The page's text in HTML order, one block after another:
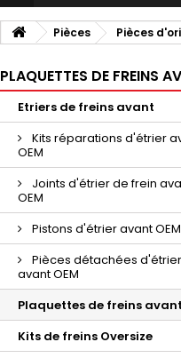
Pièces Pièces
PLAQUETTES DE FREINS
Etriers de freins avant
Kits réparations d'étrier
OEM
Joints d'étrier de frein
OEM
Pistons d'étrier avant OEM
Pièces détachées d'étrier
avant OEM
Plaquettes de freins avant
Kits de freins Oversize